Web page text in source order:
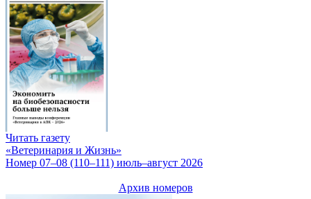
Читать газету
«Ветеринария и Жизнь»
Номер 07–08 (110–111) июль–август 2026
Архив номеров